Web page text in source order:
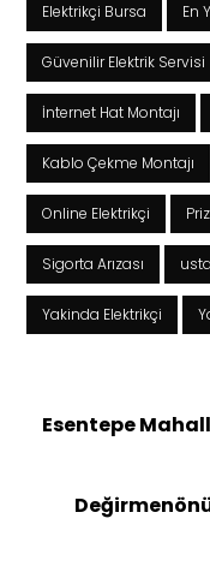
Elektrikçi Bursa En
Güvenilir Elektrik Servisi
İnternet Hat Montajı
Kablo Çekme Montajı
Online Elektrikçi
Sigorta Arızası usta
Yakinda Elektrikçi
Esentepe